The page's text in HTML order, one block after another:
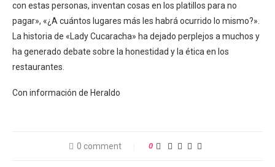
con estas personas, inventan cosas en los platillos para no
pagar», «¿A cuántos lugares más les habrá ocurrido lo mismo?».
La historia de «Lady Cucaracha» ha dejado perplejos a muchos y
ha generado debate sobre la honestidad y la ética en los
restaurantes.
Con información de Heraldo
0 comment 0